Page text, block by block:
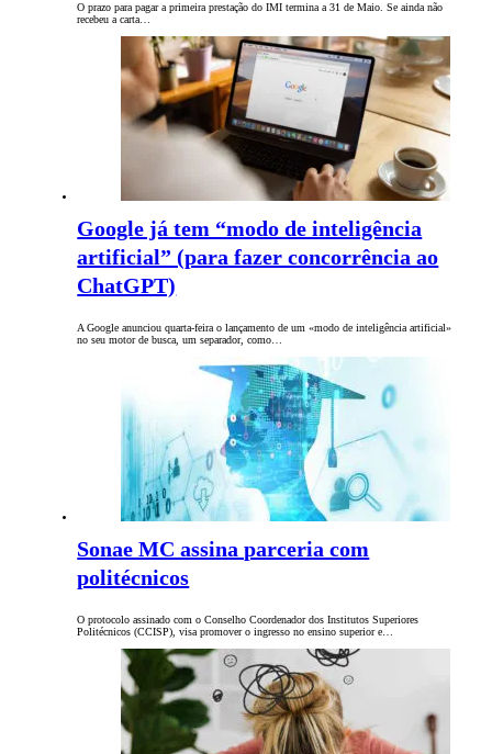
O prazo para pagar a primeira prestação do IMI termina a 31 de Maio. Se ainda não
recebeu a carta…
Google já tem “modo de inteligência
artificial” (para fazer concorrência ao
ChatGPT)
A Google anunciou quarta-feira o lançamento de um «modo de inteligência artificial»
no seu motor de busca, um separador, como…
Sonae MC assina parceria com
politécnicos
O protocolo assinado com o Conselho Coordenador dos Institutos Superiores
Politécnicos (CCISP), visa promover o ingresso no ensino superior e…